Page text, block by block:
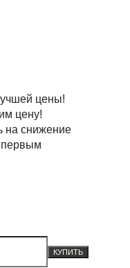
цены!
цену!
на снижение
первым
КУПИТЬ